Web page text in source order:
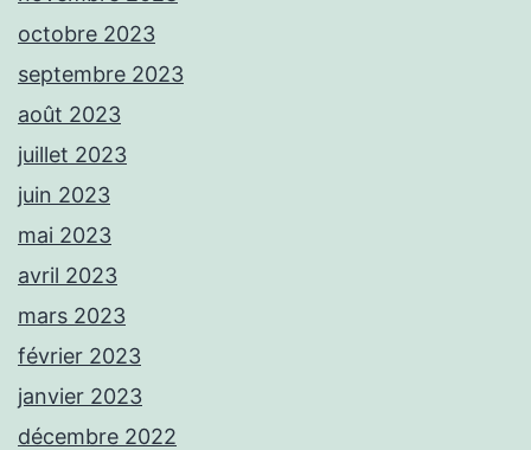
octobre 2023
septembre 2023
août 2023
juillet 2023
juin 2023
mai 2023
avril 2023
mars 2023
février 2023
janvier 2023
décembre 2022